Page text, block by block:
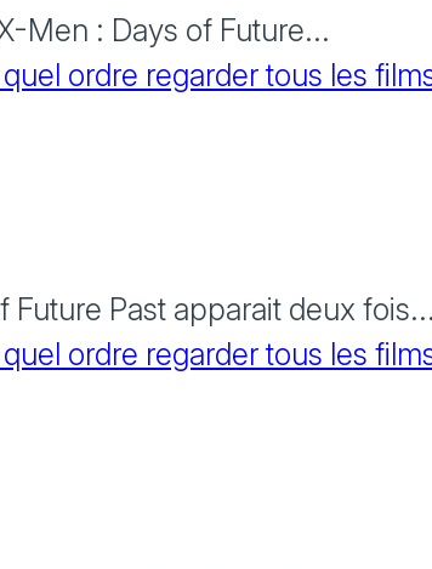
Men : Days of Future...
ordre regarder tous les
Past apparait deux fois...
ordre regarder tous les